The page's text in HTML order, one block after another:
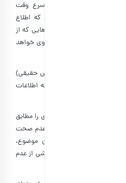
مذکور موظف است در اسرع وقت
بدیهی است تا زمانی که اطلاع
است، مسئولیت همۀ فعالیت هایی که از
شده و می شود به عهدۀ وی خواهد
مکلف به معرفی نماینده (شخص حقیقی)
هستند و همچنین لازم است که اطلاعات
اطلاعات درخواستی رابط کاربری را مطابق
کنند و شخص کاربر مسئول عدم صحت
در صورت اثبات خلاف این موضوع،
مورد خسارات و مشکلات ناشی از عدم